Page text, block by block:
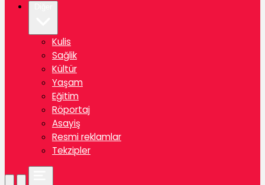
Kulis
Sağlik
Kültür
Yaşam
Eğitim
Röportaj
Asayiş
Resmi reklamlar
Tekzipler